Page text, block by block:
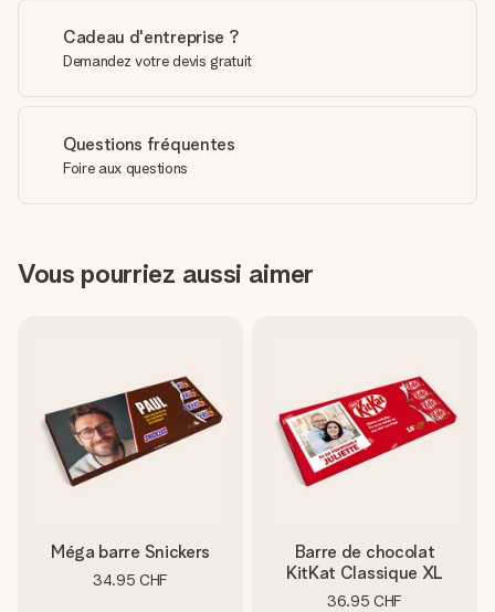
Cadeau d'entreprise ?
Demandez votre devis gratuit
Questions fréquentes
Foire aux questions
Vous pourriez aussi aimer
Méga barre Snickers
34.95 CHF
Barre de chocolat
KitKat Classique XL
36.95 CHF